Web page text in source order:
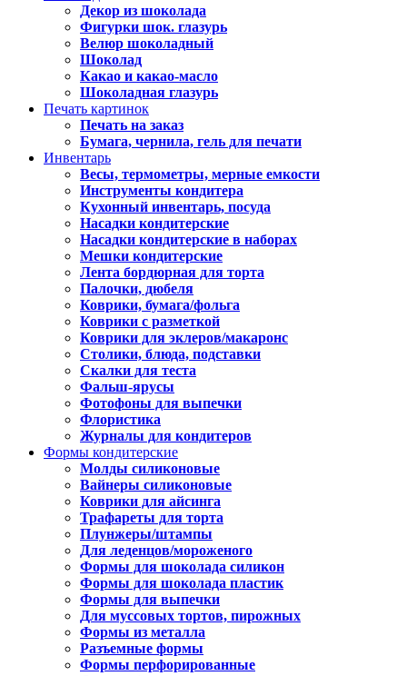
Декор из шоколада
Фигурки шок. глазурь
Велюр шоколадный
Шоколад
Какао и какао-масло
Шоколадная глазурь
Печать картинок
Печать на заказ
Бумага, чернила, гель для печати
Инвентарь
Весы, термометры, мерные емкости
Инструменты кондитера
Кухонный инвентарь, посуда
Насадки кондитерские
Насадки кондитерские в наборах
Мешки кондитерские
Лента бордюрная для торта
Палочки, дюбеля
Коврики, бумага/фольга
Коврики с разметкой
Коврики для эклеров/макаронс
Столики, блюда, подставки
Скалки для теста
Фальш-ярусы
Фотофоны для выпечки
Флористика
Журналы для кондитеров
Формы кондитерские
Молды силиконовые
Вайнеры силиконовые
Коврики для айсинга
Трафареты для торта
Плунжеры/штампы
Для леденцов/мороженого
Формы для шоколада силикон
Формы для шоколада пластик
Формы для выпечки
Для муссовых тортов, пирожных
Формы из металла
Разъемные формы
Формы перфорированные